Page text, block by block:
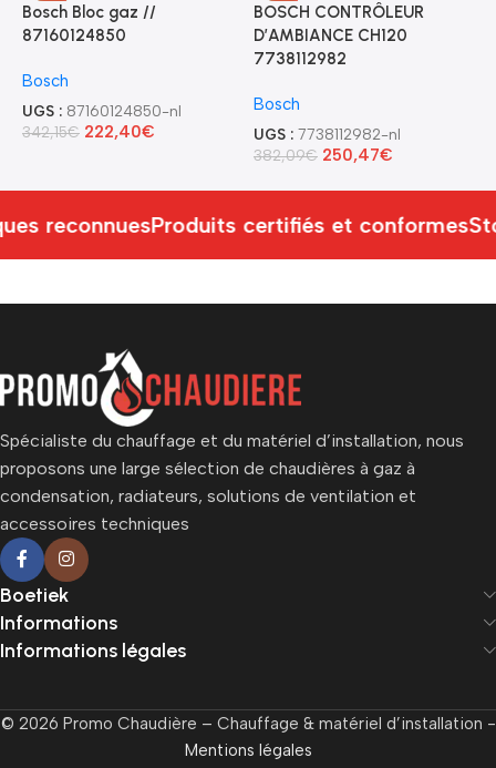
Bosch Bloc gaz //
87160124850
Bosch
UGS : 87160124850-nl
342,15€ 222,40€
BOSCH CONTRÔLEUR
D’AMBIANCE CH120
7738112982
Bosch
UGS : 7738112982-nl
382,09€ 250,47€
reconnuesProduits certifiés et conformes
Spécialiste du chauffage et du matériel d’installation, nous
proposons une large sélection de chaudières à gaz à
condensation, radiateurs, solutions de ventilation et
accessoires techniques
Boetiek
Informations
Informations légales
© 2026 Promo Chaudière – Chauffage & matériel d’installation -
Mentions légales